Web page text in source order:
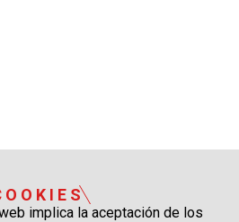
implica la aceptación de los